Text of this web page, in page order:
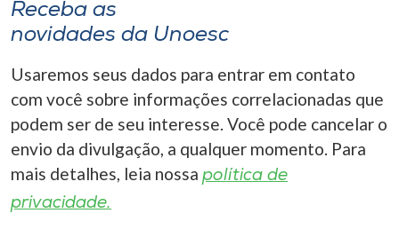
Receba as
novidades da Unoesc
Usaremos seus dados para entrar em contato
com você sobre informações correlacionadas que
podem ser de seu interesse. Você pode cancelar o
envio da divulgação, a qualquer momento. Para
mais detalhes, leia nossa política de
privacidade.